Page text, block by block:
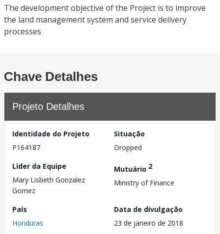
The development objective of the Project is to improve
the land management system and service delivery
processes
Chave Detalhes
Projeto Detalhes
Identidade do Projeto
P164187
Situação
Dropped
Líder da Equipe
Mary Lisbeth Gonzalez
Gomez
Mutuário 2
Ministry of Finance
País
Honduras
Data de divulgação
23 de janeiro de 2018